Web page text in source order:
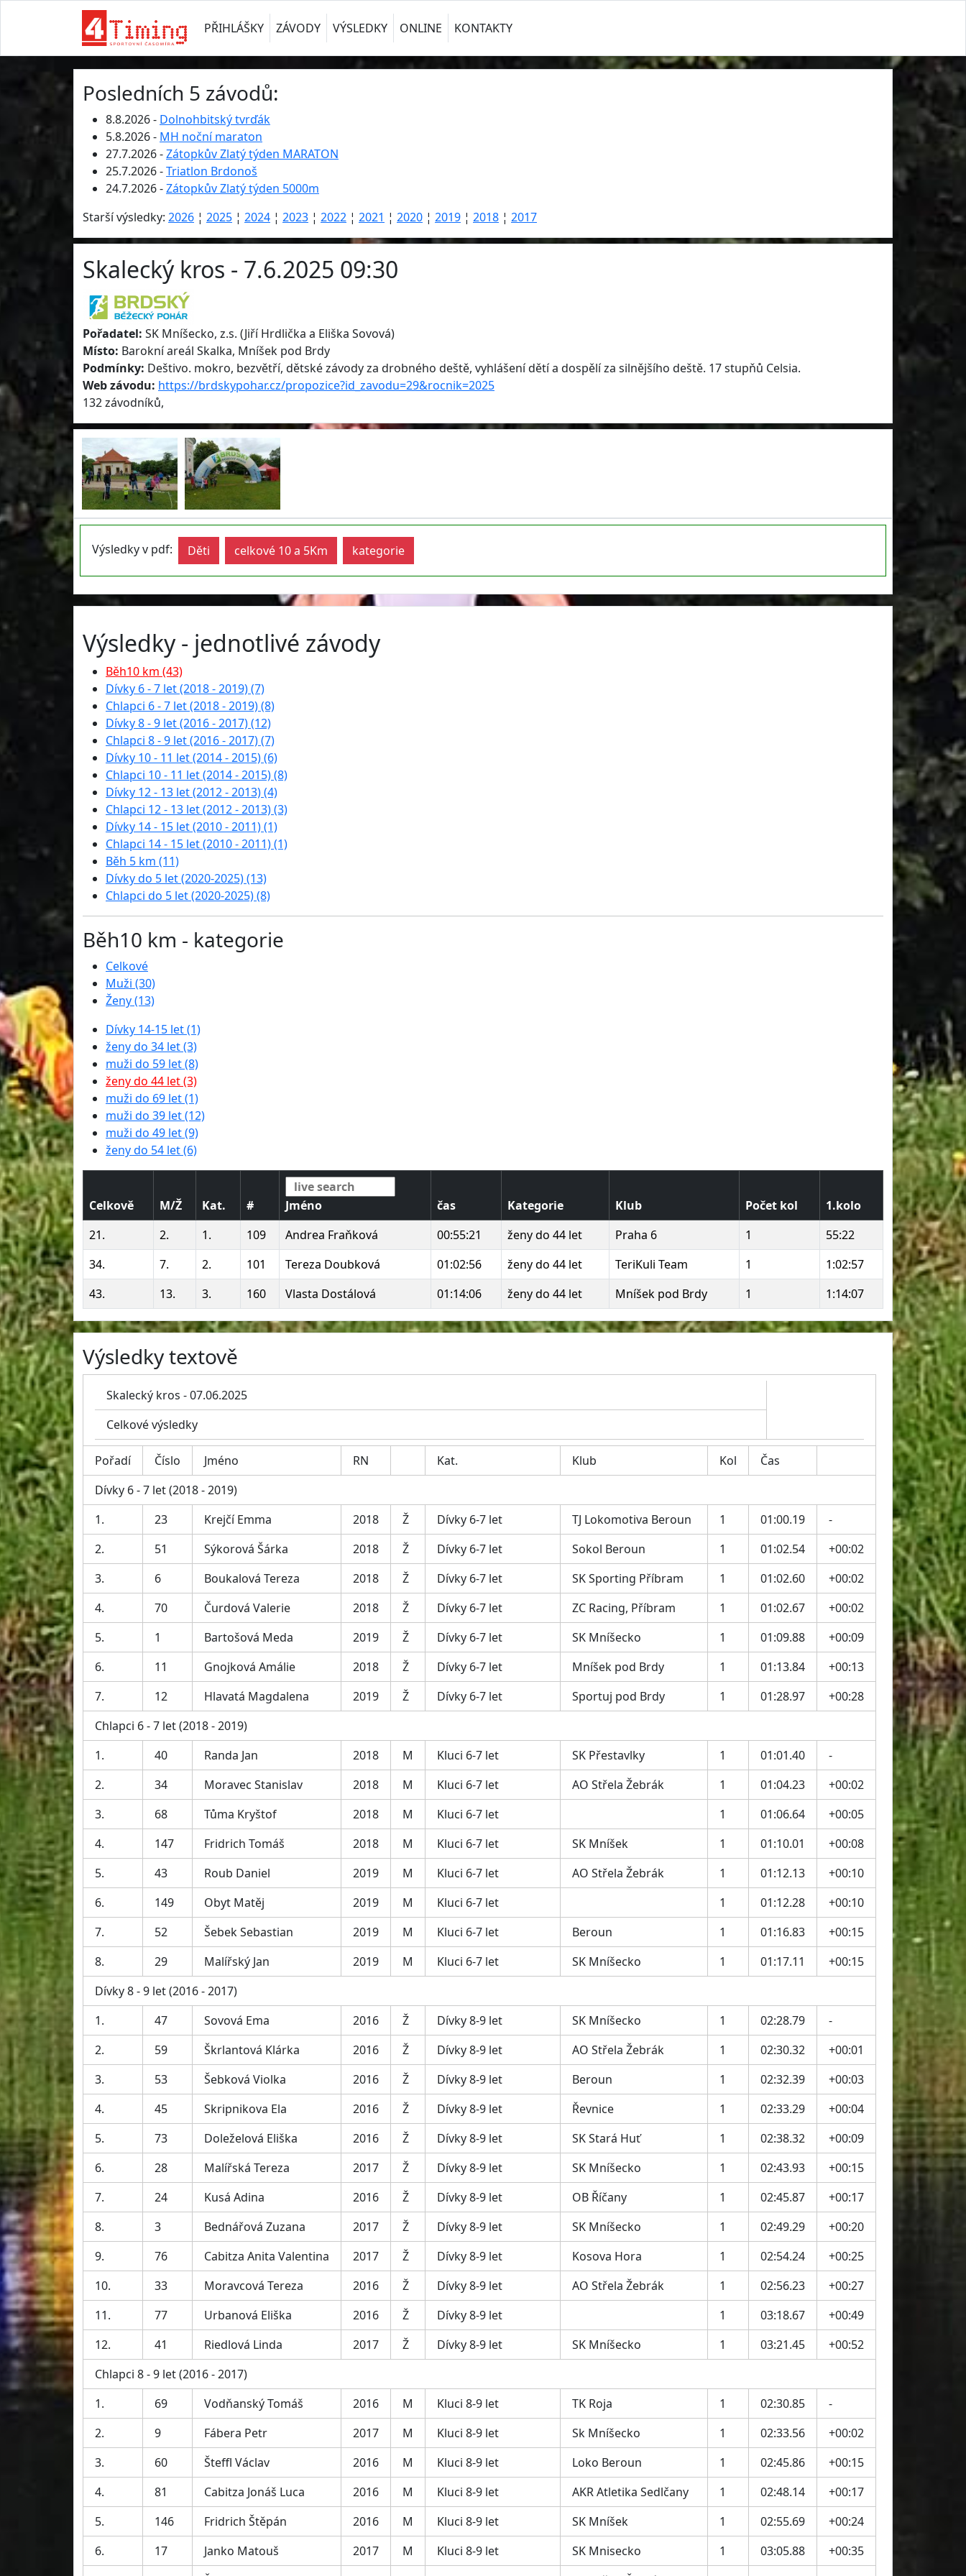
PŘIHLÁŠKY ZÁVODY VÝSLEDKY ONLINE KONTAKTY
Posledních 5 závodů:
8.8.2026 - Dolnohbitský tvrďák
5.8.2026 - MH noční maraton
27.7.2026 -Zátopkův Zlatý týden MARATON
25.7.2026 -Triatlon Brdonoš
24.7.2026 -Zátopkův Zlatý týden 5000m
Starší výsledky: 2026 ¦ 2025 ¦ 2024 ¦ 2023 ¦ 2022 ¦ 2021 ¦ 2020 ¦ 2019 ¦ 2018 ¦ 2017
Skalecký kros - 7.6.2025 09:30
Pořadatel: SK Mníšecko, z.s. (Jiří Hrdlička a Eliška Sovová)
Místo: Barokní areál Skalka, Mníšek pod Brdy
Podmínky: Deštivo. mokro, bezvětří, dětské závody za drobného deště, vyhlášení dětí a dospělí za silnějšího deště. 17 stupňů Celsia.
Web závodu: https://brdskypohar.cz/propozice?id_zavodu=29&rocnik=2025
132 závodníků,
Výsledky v pdf: Děti celkové 10 a 5Km kategorie
Výsledky - jednotlivé závody
Běh10 km (43)
Dívky 6 - 7 let (2018 - 2019) (7)
Chlapci 6 - 7 let (2018 - 2019) (8)
Dívky 8 - 9 let (2016 - 2017) (12)
Chlapci 8 - 9 let (2016 - 2017) (7)
Dívky 10 - 11 let (2014 - 2015) (6)
Chlapci 10 - 11 let (2014 - 2015) (8)
Dívky 12 - 13 let (2012 - 2013) (4)
Chlapci 12 - 13 let (2012 - 2013) (3)
Dívky 14 - 15 let (2010 - 2011) (1)
Chlapci 14 - 15 let (2010 - 2011) (1)
Běh 5 km (11)
Dívky do 5 let (2020-2025) (13)
Chlapci do 5 let (2020-2025) (8)
Běh10 km - kategorie
Celkové
Muži (30)
Ženy (13)
Dívky 14-15 let (1)
ženy do 34 let (3)
muži do 59 let (8)
ženy do 44 let (3)
muži do 69 let (1)
muži do 39 let (12)
muži do 49 let (9)
ženy do 54 let (6)
Celkově M/Ž Kat. # Jméno čas Kategorie Klub Počet kol
1.kolo
21.
2. 1. 109 Andrea Fraňková 00:55:21 ženy do 44 let Praha 6 1
55:22
34.
7. 2. 101 Tereza Doubková 01:02:56 ženy do 44 let TeriKuli Team 1
1:02:57
43.
13. 3. 160 Vlasta Dostálová 01:14:06 ženy do 44 let Mníšek pod Brdy 1 1:14:07
Výsledky textově
Skalecký kros - 07.06.2025
Celkové výsledky
Pořadí Číslo Jméno RN Kat. Klub Kol
Čas
Dívky 6 - 7 let (2018 - 2019)
1.
23 Krejčí Emma 2018 Ž Dívky 6-7 let TJ Lokomotiva Beroun 1 01:00.19
-
2.
51 Sýkorová Šárka 2018 Ž Dívky 6-7 let Sokol Beroun 1 01:02.54
+00:02
3.
6 Boukalová Tereza 2018 Ž Dívky 6-7 let SK Sporting Příbram 1 01:02.60
+00:02
4.
70 Čurdová Valerie 2018 Ž Dívky 6-7 let ZC Racing, Příbram 1 01:02.67
+00:02
5.
1 Bartošová Meda 2019 Ž Dívky 6-7 let SK Mníšecko 1 01:09.88
+00:09
6.
11 Gnojková Amálie 2018 Ž Dívky 6-7 let Mníšek pod Brdy 1 01:13.84
+00:13
7.
12 Hlavatá Magdalena 2019 Ž Dívky 6-7 let Sportuj pod Brdy 1 01:28.97
+00:28
Chlapci 6 - 7 let (2018 - 2019)
1.
40 Randa Jan 2018 M Kluci 6-7 let SK Přestavlky 1 01:01.40
-
2.
34 Moravec Stanislav 2018 M Kluci 6-7 let AO Střela Žebrák 1 01:04.23
+00:02
3.
68 Tůma Kryštof 2018 M Kluci 6-7 let 1 01:06.64
+00:05
4.
147 Fridrich Tomáš 2018 M Kluci 6-7 let SK Mníšek 1 01:10.01
+00:08
5.
43 Roub Daniel 2019 M Kluci 6-7 let AO Střela Žebrák 1 01:12.13
+00:10
6.
149 Obyt Matěj 2019 M Kluci 6-7 let 1 01:12.28
+00:10
7.
52 Šebek Sebastian 2019 M Kluci 6-7 let Beroun 1 01:16.83
+00:15
8.
29 Malířský Jan 2019 M Kluci 6-7 let SK Mníšecko 1 01:17.11
+00:15
Dívky 8 - 9 let (2016 - 2017)
1.
47 Sovová Ema 2016 Ž Dívky 8-9 let SK Mníšecko 1 02:28.79
-
2.
59 Škrlantová Klárka 2016 Ž Dívky 8-9 let AO Střela Žebrák 1 02:30.32
+00:01
3.
53 Šebková Violka 2016 Ž Dívky 8-9 let Beroun 1 02:32.39
+00:03
4.
45 Skripnikova Ela 2016 Ž Dívky 8-9 let Řevnice 1 02:33.29
+00:04
5.
73 Doleželová Eliška 2016 Ž Dívky 8-9 let SK Stará Huť 1 02:38.32
+00:09
6.
28 Malířská Tereza 2017 Ž Dívky 8-9 let SK Mníšecko 1 02:43.93
+00:15
7.
24 Kusá Adina 2016 Ž Dívky 8-9 let OB Říčany 1 02:45.87
+00:17
8.
3 Bednářová Zuzana 2017 Ž Dívky 8-9 let SK Mníšecko 1 02:49.29
+00:20
9.
76 Cabitza Anita Valentina 2017 Ž Dívky 8-9 let Kosova Hora 1 02:54.24
+00:25
10.
33 Moravcová Tereza 2016 Ž Dívky 8-9 let AO Střela Žebrák 1 02:56.23
+00:27
11.
77 Urbanová Eliška 2016 Ž Dívky 8-9 let 1 03:18.67
+00:49
12.
41 Riedlová Linda 2017 Ž Dívky 8-9 let SK Mníšecko 1 03:21.45
+00:52
Chlapci 8 - 9 let (2016 - 2017)
1.
69 Vodňanský Tomáš 2016 M Kluci 8-9 let TK Roja 1 02:30.85
-
2.
9 Fábera Petr 2017 M Kluci 8-9 let Sk Mníšecko 1 02:33.56
+00:02
3.
60 Šteffl Václav 2016 M Kluci 8-9 let Loko Beroun 1 02:45.86
+00:15
4.
81 Cabitza Jonáš Luca 2016 M Kluci 8-9 let AKR Atletika Sedlčany 1 02:48.14
+00:17
5.
146 Fridrich Štěpán 2016 M Kluci 8-9 let SK Mníšek 1 02:55.69
+00:24
6.
17 Janko Matouš 2017 M Kluci 8-9 let SK Mnisecko 1 03:05.88
+00:35